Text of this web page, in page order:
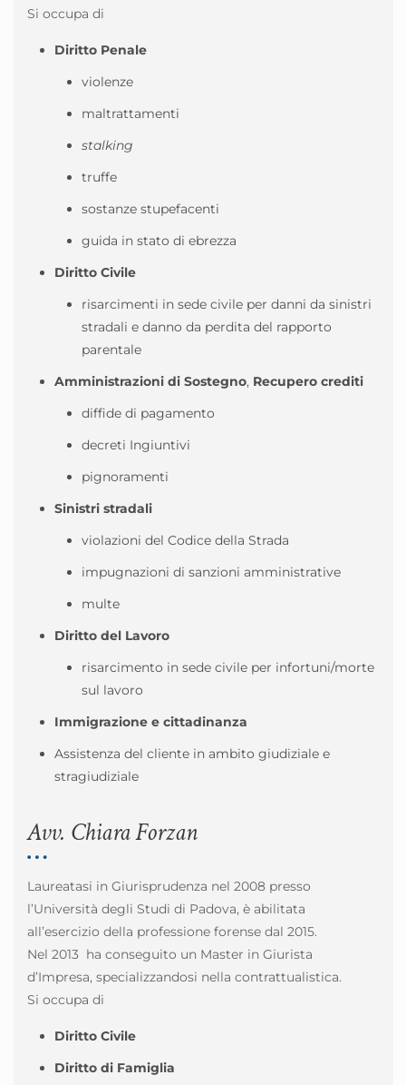
Si occupa di
Diritto Penale
violenze
maltrattamenti
stalking
truffe
sostanze stupefacenti
guida in stato di ebrezza
Diritto Civile
risarcimenti in sede civile per danni da sinistri
stradali e danno da perdita del rapporto
parentale
Amministrazioni di Sostegno, Recupero crediti
diffide di pagamento
decreti Ingiuntivi
pignoramenti
Sinistri stradali
violazioni del Codice della Strada
impugnazioni di sanzioni amministrative
multe
Diritto del Lavoro
risarcimento in sede civile per infortuni/morte
sul lavoro
Immigrazione e cittadinanza
Assistenza del cliente in ambito giudiziale e
stragiudiziale
Avv. Chiara Forzan
Laureatasi in Giurisprudenza nel 2008 presso
l’Università degli Studi di Padova, è abilitata
all’esercizio della professione forense dal 2015.
Nel 2013 ha conseguito un Master in Giurista
d’Impresa, specializzandosi nella contrattualistica.
Si occupa di
Diritto Civile
Diritto di Famiglia